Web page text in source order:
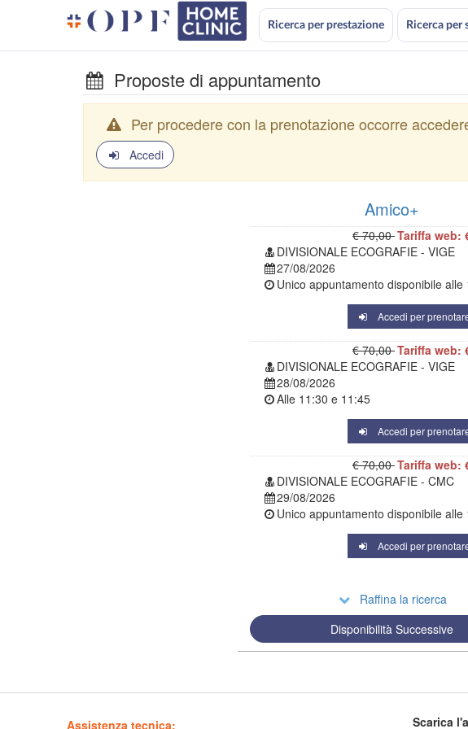
Ricerca per prestazione Ricerca per
Proposte di appuntamento
Per procedere con la prenotazione occorre
Accedi
Amico+
€ 70,00Tariffa web:
DIVISIONALE ECOGRAFIE - VIGE
27/08/2026
Unico appuntamento disponibile alle
Accedi per
€ 70,00Tariffa web:
DIVISIONALE ECOGRAFIE - VIGE
28/08/2026
Alle 11:30 e 11:45
Accedi per
€ 70,00Tariffa web:
DIVISIONALE ECOGRAFIE - CMC
29/08/2026
Unico appuntamento disponibile alle
Accedi per
Raffina la ricerca
Disponibilità Successive
Assistenza tecnica: Scarica